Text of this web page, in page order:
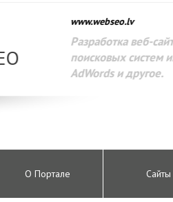
SEO оптимизация сайта для
Реклама в интернете Google
О Портале Сайты